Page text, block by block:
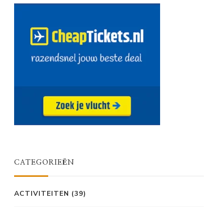
CATEGORIEËN
ACTIVITEITEN (39)